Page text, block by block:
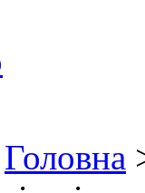
Головна